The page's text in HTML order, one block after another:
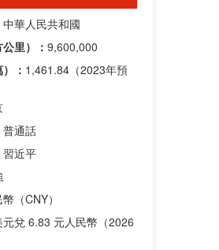
中華人民共和國
里）： 9,600,000
： 1,461.84（2023年預
普通話
習近平
（CNY）
元兌 6.83 元人民幣（2026